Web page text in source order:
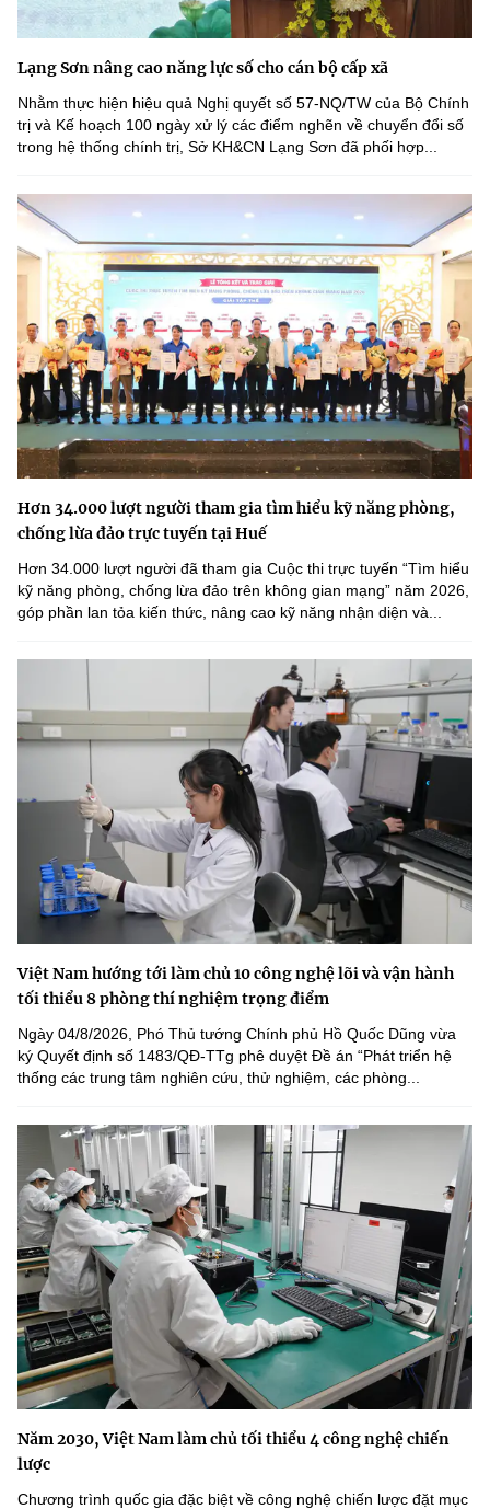
Lạng Sơn nâng cao năng lực số cho cán bộ cấp xã
Nhằm thực hiện hiệu quả Nghị quyết số 57-NQ/TW của Bộ Chính
trị và Kế hoạch 100 ngày xử lý các điểm nghẽn về chuyển đổi số
trong hệ thống chính trị, Sở KH&CN Lạng Sơn đã phối hợp...
Hơn 34.000 lượt người tham gia tìm hiểu kỹ năng phòng,
chống lừa đảo trực tuyến tại Huế
Hơn 34.000 lượt người đã tham gia Cuộc thi trực tuyến “Tìm hiểu
kỹ năng phòng, chống lừa đảo trên không gian mạng” năm 2026,
góp phần lan tỏa kiến thức, nâng cao kỹ năng nhận diện và...
Việt Nam hướng tới làm chủ 10 công nghệ lõi và vận hành
tối thiểu 8 phòng thí nghiệm trọng điểm
Ngày 04/8/2026, Phó Thủ tướng Chính phủ Hồ Quốc Dũng vừa
ký Quyết định số 1483/QĐ-TTg phê duyệt Đề án “Phát triển hệ
thống các trung tâm nghiên cứu, thử nghiệm, các phòng...
Năm 2030, Việt Nam làm chủ tối thiểu 4 công nghệ chiến
lược
Chương trình quốc gia đặc biệt về công nghệ chiến lược đặt mục